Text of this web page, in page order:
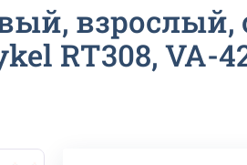
взрослый,
RT308, VA-